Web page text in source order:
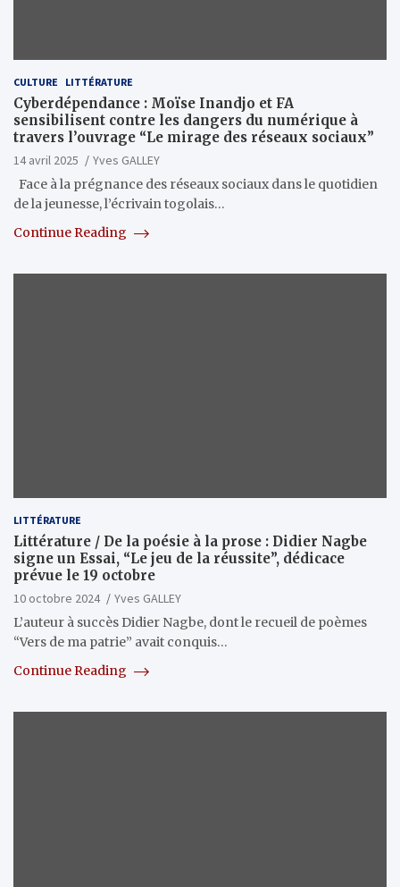
CULTURE LITTÉRATURE
Cyberdépendance : Moïse Inandjo et FA
sensibilisent contre les dangers du numérique à
travers l’ouvrage “Le mirage des réseaux sociaux”
14 avril 2025
Yves GALLEY
Face à la prégnance des réseaux sociaux dans le quotidien
de la jeunesse, l’écrivain togolais…
Continue Reading
LITTÉRATURE
Littérature / De la poésie à la prose : Didier Nagbe
signe un Essai, “Le jeu de la réussite”, dédicace
prévue le 19 octobre
10 octobre 2024
Yves GALLEY
L’auteur à succès Didier Nagbe, dont le recueil de poèmes
“Vers de ma patrie” avait conquis…
Continue Reading